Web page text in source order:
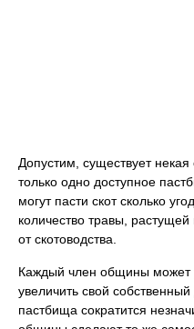
Допустим, существует
только одно доступное
могут пасти скот сколько
количество травы,
от скотоводства.
Каждый член общины может
увеличить свой
пастбища сократится